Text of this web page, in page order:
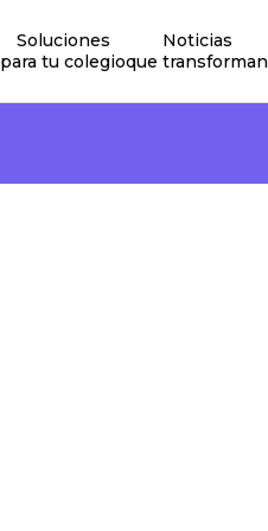
Soluciones
para tu colegio
Noticias
que transforman